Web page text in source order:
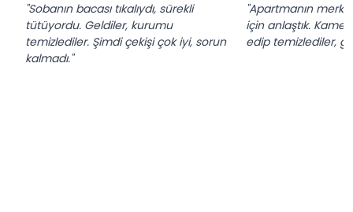
"Sobanın bacası tıkalıydı, sürekli
tütüyordu. Geldiler, kurumu
temizlediler. Şimdi çekişi çok iyi, sorun
kalmadı."
"Apartmanın
için anlaştık.
edip temizlediler,